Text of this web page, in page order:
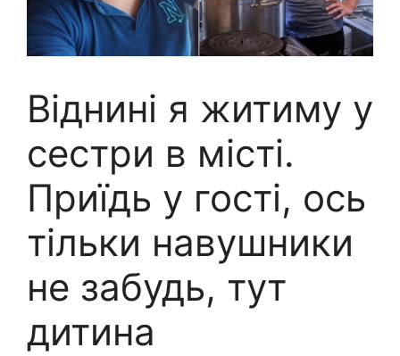
Віднині я житиму у
сестри в місті.
Приїдь у гості, ось
тільки навушники
не забудь, тут
дитина